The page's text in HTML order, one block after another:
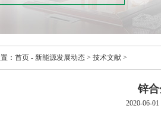
： 首页 - 新能源发展动态 > 技术文献 >
锌
2020-06-